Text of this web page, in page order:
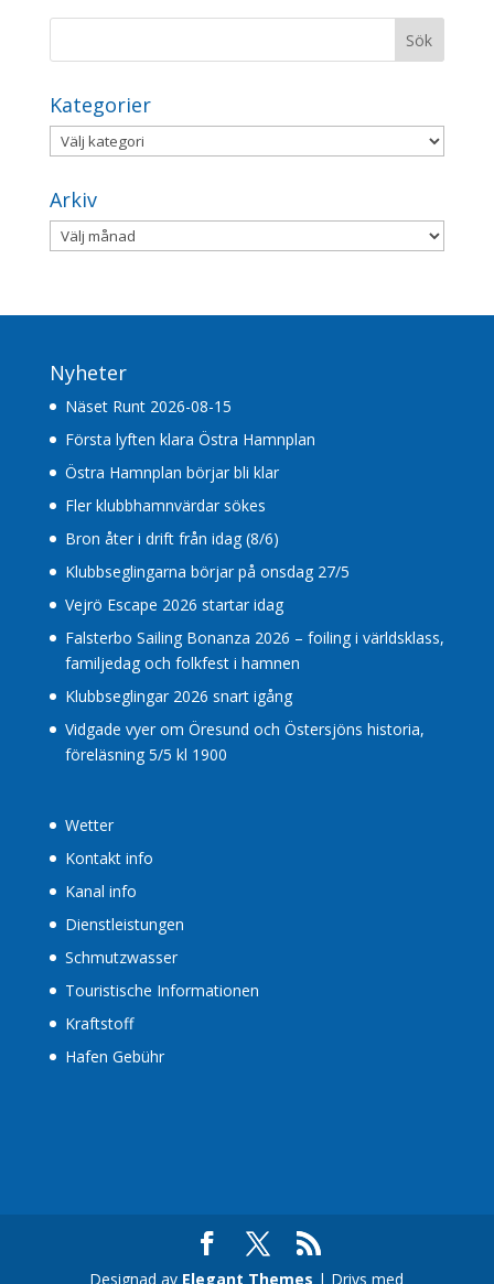
Kategorier
Kategorier
Arkiv
Arkiv
Nyheter
Näset Runt 2026-08-15
Första lyften klara Östra Hamnplan
Östra Hamnplan börjar bli klar
Fler klubbhamnvärdar sökes
Bron åter i drift från idag (8/6)
Klubbseglingarna börjar på onsdag 27/5
Vejrö Escape 2026 startar idag
Falsterbo Sailing Bonanza 2026 – foiling i världsklass,
familjedag och folkfest i hamnen
Klubbseglingar 2026 snart igång
Vidgade vyer om Öresund och Östersjöns historia,
föreläsning 5/5 kl 1900
Wetter
Kontakt info
Kanal info
Dienstleistungen
Schmutzwasser
Touristische Informationen
Kraftstoff
Hafen Gebühr
Designad av Elegant Themes | Drivs med